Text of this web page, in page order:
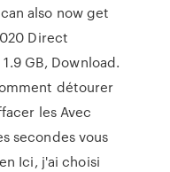
also now get
Direct
GB, Download.
détourer
les Avec
secondes vous
Ici, j'ai choisi